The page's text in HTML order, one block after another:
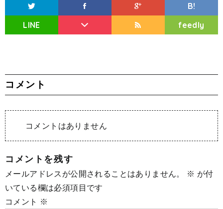
B!
LINE
feedly
コメント
コメントはありません
コメントを残す
メールアドレスが公開されることはありません。 ※ が付
いている欄は必須項目です
コメント ※